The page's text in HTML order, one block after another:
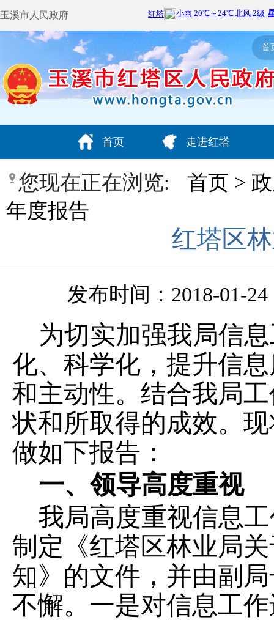
玉溪市人民政府
首
首页 走进红塔
您现在正在浏览: 首页 >
年度报告
红塔区
发布时间：2018-01-24
为切实加强我局信
化、科学化，提升信
和主动性。 结合我局
状和所取得的成效。
做如下报告：
一、领导高度重视
我局高度重视信息
制定《红塔区林业局
知》的文件，并由副
不懈。一是对信息工